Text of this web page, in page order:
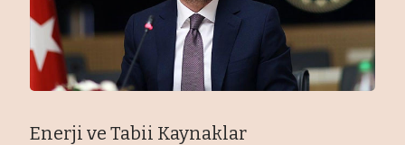
Enerji ve Tabii Kaynaklar